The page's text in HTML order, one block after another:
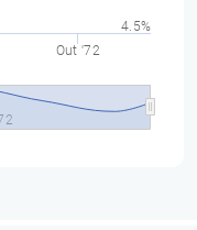
Out '72
4.5%